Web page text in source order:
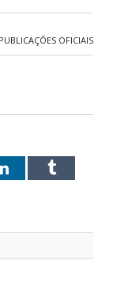
PUBLICAÇÕES OFICIAIS
LinkedInTumblr